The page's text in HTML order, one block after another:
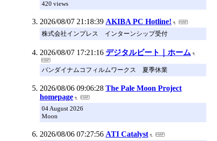
420 views
2026/08/07 21:18:39 AKIBA PC Hotline!
株式会社インプレス インターンシップ受付
2026/08/07 17:21:16 デジタルビート｜ホーム
バンダイナムコフィルムワークス 夏季休業
2026/08/06 09:06:28 The Pale Moon Project
homepage
04 August 2026
Moon
2026/08/06 07:27:56 ATI Catalyst